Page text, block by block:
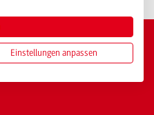
Einstellungen anpassen